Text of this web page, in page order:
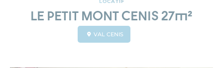
LE PETIT MONT CENIS 27m²
VAL CENIS